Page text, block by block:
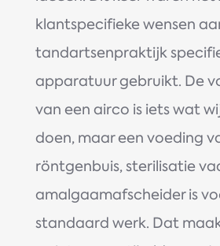
klantspecifieke wensen
tandartsenpraktijk
apparatuur gebruikt. De
van een airco is iets wat
doen, maar een voeding
röntgenbuis, sterilisatie
amalgaamafscheider is
standaard werk. Dat